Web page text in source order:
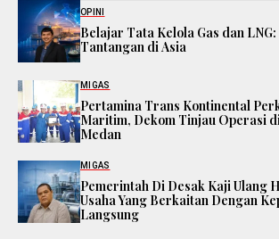
OPINI
Belajar Tata Kelola Gas dan
Tantangan di Asia
MIGAS
Pertamina Trans Kontinental
Maritim, Dekom Tinjau Operasi
Medan
MIGAS
Pemerintah Di Desak Kaji Ulang
Usaha Yang Berkaitan Dengan
Langsung